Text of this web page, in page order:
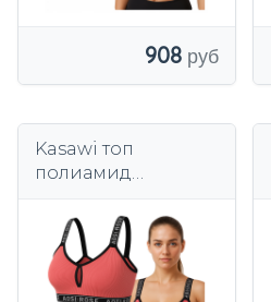
908
Kasawi топ
полиамид